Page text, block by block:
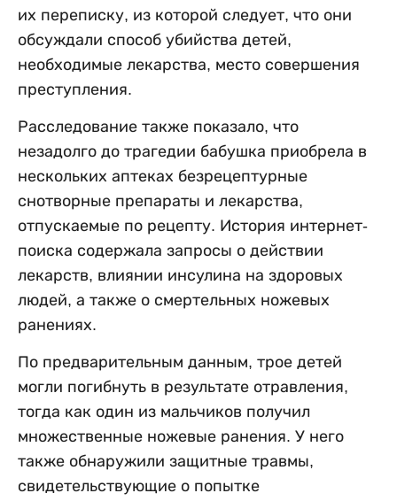
их переписку, из которой следует, что они
обсуждали способ убийства детей,
необходимые лекарства, место совершения
преступления.
Расследование также показало, что
незадолго до трагедии бабушка приобрела в
нескольких аптеках безрецептурные
снотворные препараты и лекарства,
отпускаемые по рецепту. История интернет-
поиска содержала запросы о действии
лекарств, влиянии инсулина на здоровых
людей, а также о смертельных ножевых
ранениях.
По предварительным данным, трое детей
могли погибнуть в результате отравления,
тогда как один из мальчиков получил
множественные ножевые ранения. У него
также обнаружили защитные травмы,
свидетельствующие о попытке